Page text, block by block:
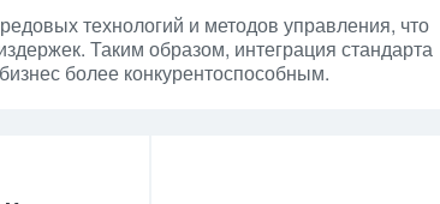
технологий и методов управления, что
Таким образом, интеграция стандарта
более конкурентоспособным.